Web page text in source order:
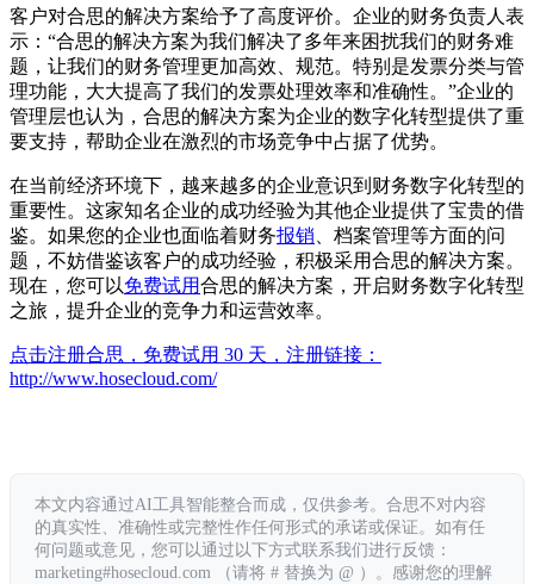
客户对合思的解决方案给予了高度评价。企业的财务负责人表
示：“合思的解决方案为我们解决了多年来困扰我们的财务难
题，让我们的财务管理更加高效、规范。特别是发票分类与管
理功能，大大提高了我们的发票处理效率和准确性。”企业的
管理层也认为，合思的解决方案为企业的数字化转型提供了重
要支持，帮助企业在激烈的市场竞争中占据了优势。
在当前经济环境下，越来越多的企业意识到财务数字化转型的
重要性。这家知名企业的成功经验为其他企业提供了宝贵的借
鉴。如果您的企业也面临着财务报销、档案管理等方面的问
题，不妨借鉴该客户的成功经验，积极采用合思的解决方案。
现在，您可以免费试用合思的解决方案，开启财务数字化转型
之旅，提升企业的竞争力和运营效率。
点击注册合思，免费试用 30 天，注册链接：
http://www.hosecloud.com/
本文内容通过AI工具智能整合而成，仅供参考。合思不对内容
的真实性、准确性或完整性作任何形式的承诺或保证。如有任
何问题或意见，您可以通过以下方式联系我们进行反馈：
marketing#hosecloud.com （请将 # 替换为 @ ）。感谢您的理解